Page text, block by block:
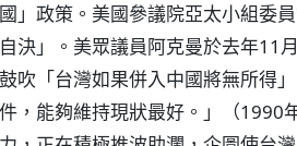
」政策。美國參議院亞太小組委
決」。美眾議員阿克曼於去年11
吹「台灣如果併入中國將無所得
，能夠維持現狀最好。」（1990